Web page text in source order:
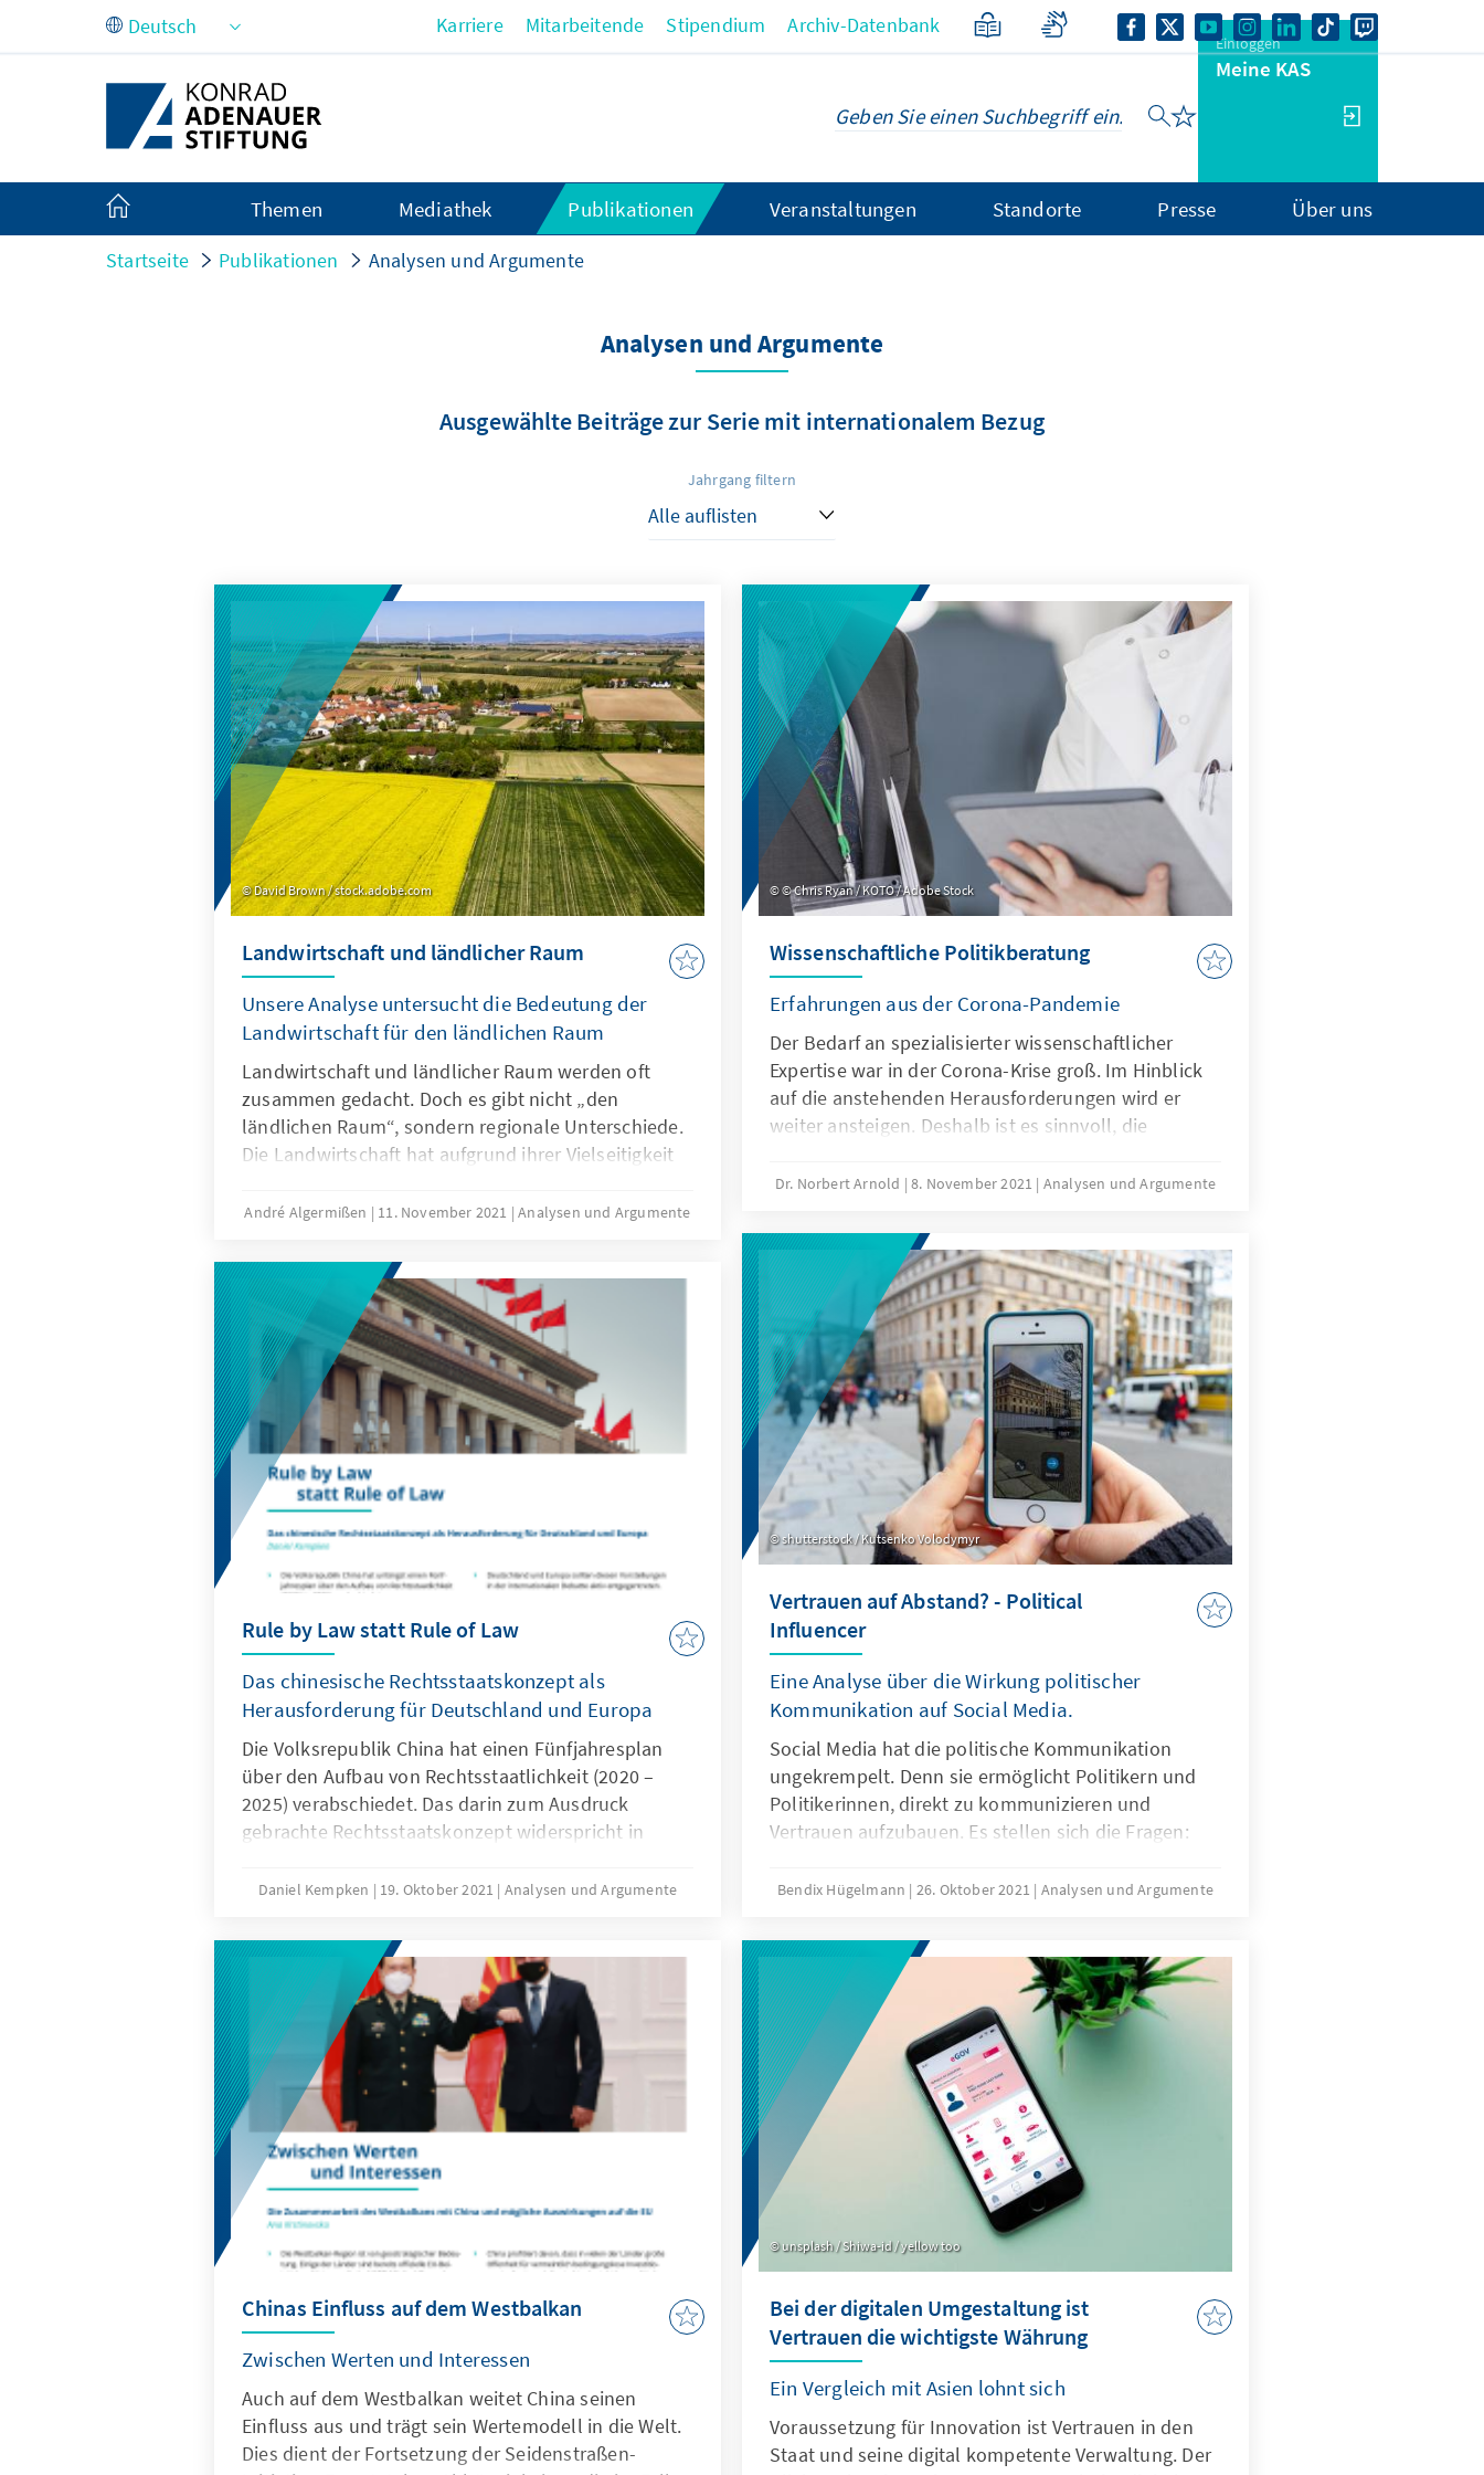
Zum Hauptinhalt springen Karriere Mitarbeitende Stipendium Archiv-Datenbank
Einloggen
Meine KAS
Themen Mediathek Publikationen Veranstaltungen Standorte Presse Über uns
Startseite Publikationen Analysen und Argumente
Analysen und Argumente
Ausgewählte Beiträge zur Serie mit internationalem Bezug
Jahrgang filtern
David Brown / stock.adobe.com
Landwirtschaft und ländlicher Raum
Unsere Analyse untersucht die Bedeutung der
Landwirtschaft für den ländlichen Raum
Landwirtschaft und ländlicher Raum werden oft
zusammen gedacht. Doch es gibt nicht „den
ländlichen Raum“, sondern regionale Unterschiede.
Die Landwirtschaft hat aufgrund ihrer Vielseitigkeit
ländlichen Raum. Wie diese Vielseitigkeit aussieht
widerspiegelt, zeigt unsere Analyse auf und gibt
konkrete politische Handlungsempfehlungen.
André Algermißen 11. November 2021 Analysen und Argumente
© Chris Ryan / KOTO / Adobe Stock
Wissenschaftliche Politikberatung
Erfahrungen aus der Corona-Pandemie
Der Bedarf an spezialisierter wissenschaftlicher
Expertise war in der Corona-Krise groß. Im Hinblick
auf die anstehenden Herausforderungen wird er
weiter ansteigen. Deshalb ist es sinnvoll, die
die Verbesserungen der wissenschaftlichen
identifiziert Ansätze, wie dies gelingen kann.
Dr. Norbert Arnold 8. November 2021 Analysen und Argumente
shutterstock / Kutsenko Volodymyr
Vertrauen auf Abstand? - Political
Influencer
Eine Analyse über die Wirkung politischer
Kommunikation auf Social Media.
Social Media hat die politische Kommunikation
ungekrempelt. Denn sie ermöglicht Politikern und
Politikerinnen, direkt zu kommunizieren und
Vertrauen aufzubauen. Es stellen sich die Fragen:
potenziellen Wählerinnen und Wähler? Ist davon
Kommunikation auf parteiliche Auswahlkriterien
und Listenaufstellungen auswirkt? Und geht
zukünftig ein politisches Amt automatisch mit
politischem Influencer-Dasein einher?
Bendix Hügelmann 26. Oktober 2021 Analysen und Argumente
Rule by Law statt Rule of Law
Das chinesische Rechtsstaatskonzept als
Herausforderung für Deutschland und Europa
Die Volksrepublik China hat einen Fünfjahresplan
über den Aufbau von Rechtsstaatlichkeit (2020 –
2025) verabschiedet. Das darin zum Ausdruck
gebrachte Rechtsstaatskonzept widerspricht in
von Rule of Law. Erklärtes Ziel ist Rule by Law. Doch
positionieren?
Daniel Kempken 19. Oktober 2021 Analysen und Argumente
Chinas Einfluss auf dem Westbalkan
Zwischen Werten und Interessen
Auch auf dem Westbalkan weitet China seinen
Einfluss aus und trägt sein Wertemodell in die Welt.
Dies dient der Fortsetzung der Seidenstraßen-
unsplash / Shiwa-id / yellow too
Bei der digitalen Umgestaltung ist
Vertrauen die wichtigste Währung
Ein Vergleich mit Asien lohnt sich
Voraussetzung für Innovation ist Vertrauen in den
Staat und seine digital kompetente Verwaltung. Der